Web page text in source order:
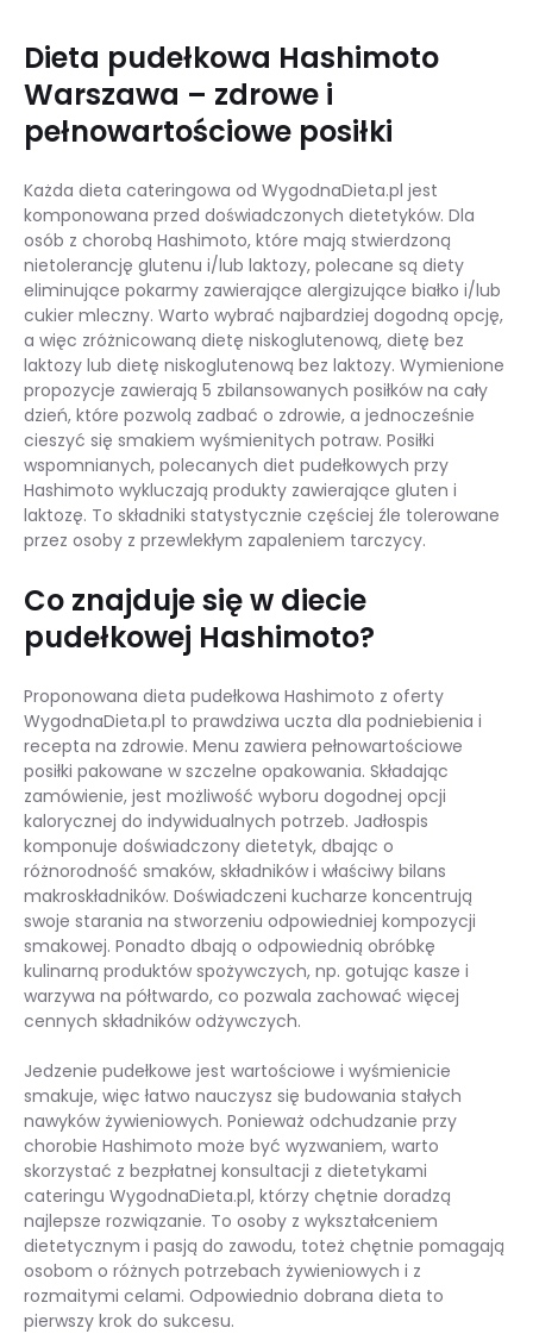
Dieta pudełkowa Hashimoto
Warszawa – zdrowe i
pełnowartościowe posiłki
Każda dieta cateringowa od WygodnaDieta.pl jest
komponowana przed doświadczonych dietetyków. Dla
osób z chorobą Hashimoto, które mają stwierdzoną
nietolerancję glutenu i/lub laktozy, polecane są diety
eliminujące pokarmy zawierające alergizujące białko i/lub
cukier mleczny. Warto wybrać najbardziej dogodną opcję,
a więc zróżnicowaną dietę niskoglutenową, dietę bez
laktozy lub dietę niskoglutenową bez laktozy. Wymienione
propozycje zawierają 5 zbilansowanych posiłków na cały
dzień, które pozwolą zadbać o zdrowie, a jednocześnie
cieszyć się smakiem wyśmienitych potraw. Posiłki
wspomnianych, polecanych diet pudełkowych przy
Hashimoto wykluczają produkty zawierające gluten i
laktozę. To składniki statystycznie częściej źle tolerowane
przez osoby z przewlekłym zapaleniem tarczycy.
Co znajduje się w diecie
pudełkowej Hashimoto?
Proponowana dieta pudełkowa Hashimoto z oferty
WygodnaDieta.pl to prawdziwa uczta dla podniebienia i
recepta na zdrowie. Menu zawiera pełnowartościowe
posiłki pakowane w szczelne opakowania. Składając
zamówienie, jest możliwość wyboru dogodnej opcji
kalorycznej do indywidualnych potrzeb. Jadłospis
komponuje doświadczony dietetyk, dbając o
różnorodność smaków, składników i właściwy bilans
makroskładników. Doświadczeni kucharze koncentrują
swoje starania na stworzeniu odpowiedniej kompozycji
smakowej. Ponadto dbają o odpowiednią obróbkę
kulinarną produktów spożywczych, np. gotując kasze i
warzywa na półtwardo, co pozwala zachować więcej
cennych składników odżywczych.
Jedzenie pudełkowe jest wartościowe i wyśmienicie
smakuje, więc łatwo nauczysz się budowania stałych
nawyków żywieniowych. Ponieważ odchudzanie przy
chorobie Hashimoto może być wyzwaniem, warto
skorzystać z bezpłatnej konsultacji z dietetykami
cateringu WygodnaDieta.pl, którzy chętnie doradzą
najlepsze rozwiązanie. To osoby z wykształceniem
dietetycznym i pasją do zawodu, toteż chętnie pomagają
osobom o różnych potrzebach żywieniowych i z
rozmaitymi celami. Odpowiednio dobrana dieta to
pierwszy krok do sukcesu.